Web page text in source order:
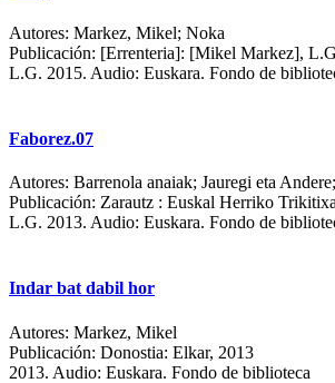
Autores: Markez, Mikel; Noka
Publicación: [Errenteria]: [Mikel Markez],
L.G. 2015. Audio: Euskara. Fondo de
Faborez.07
Autores: Barrenola anaiak; Jauregi eta
Publicación: Zarautz : Euskal Herriko
L.G. 2013. Audio: Euskara. Fondo de
Indar bat dabil hor
Autores: Markez, Mikel
Publicación: Donostia: Elkar, 2013
2013. Audio: Euskara. Fondo de biblioteca